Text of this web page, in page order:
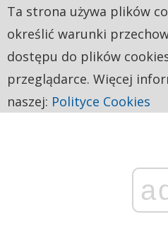
Ta strona używa plików
określić warunki
dostępu do plików
przeglądarce. Więcej
naszej: Polityce Cookies